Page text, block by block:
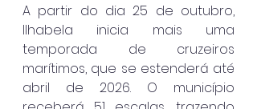
A partir do dia 25 de outubro,
Ilhabela inicia mais uma
temporada de cruzeiros
marítimos, que se estenderá até
abril de 2026. O município